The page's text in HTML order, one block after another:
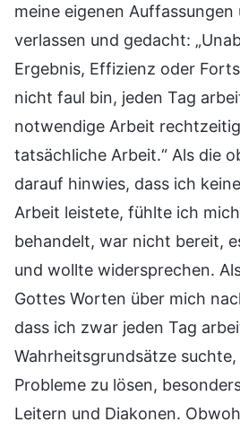
meine eigenen
verlassen und gedacht:
Ergebnis, Effizienz oder
nicht faul bin, jeden Tag
notwendige Arbeit
tatsächliche Arbeit.“ Als die
darauf hinwies, dass ich
Arbeit leistete, fühlte ich
behandelt, war nicht bereit,
und wollte widersprechen.
Gottes Worten über mich
dass ich zwar jeden Tag
Wahrheitsgrundsätze
Probleme zu lösen,
Leitern und Diakonen.